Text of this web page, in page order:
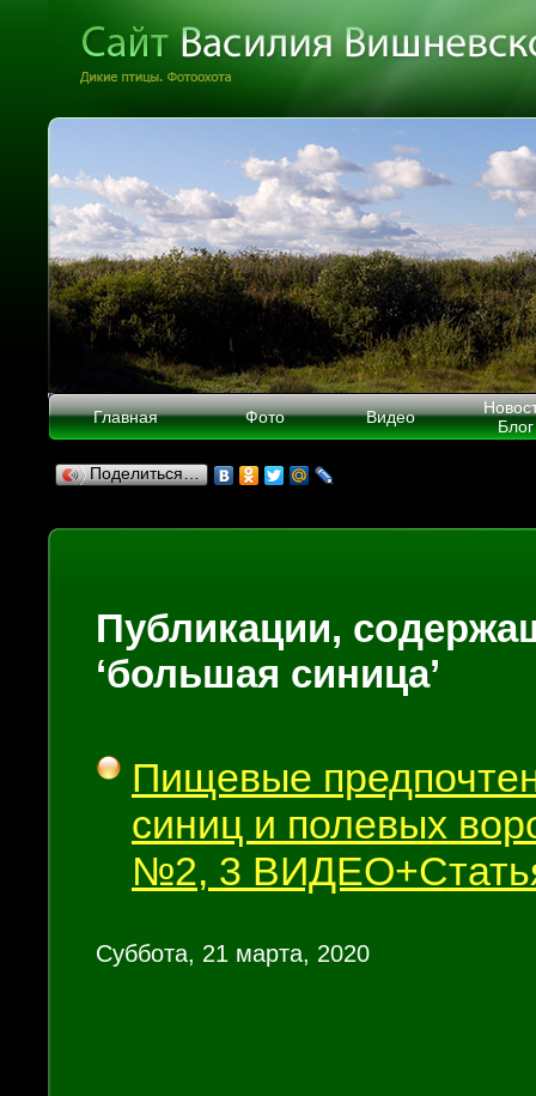
Главная Фото Видео
Блог
Поделиться…
Публикации,
‘большая синица’
Пищевые
синиц и полевых
№2, 3
Суббота, 21 марта, 2020